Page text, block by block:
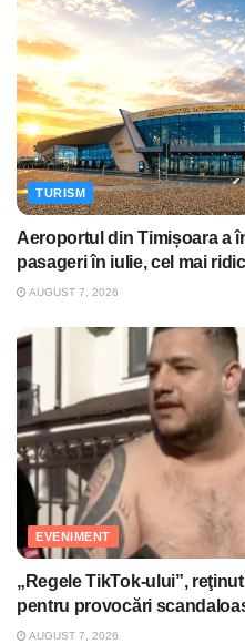
TURISM
Aeroportul din Timișoara a
pasageri în iulie, cel mai
AUGUST 7, 2026
EVENIMENT
„Regele TikTok-ului”,
pentru provocări
AUGUST 7, 2026